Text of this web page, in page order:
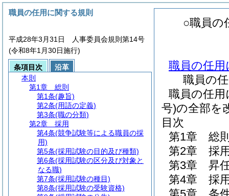
○職員の
職員の任
職員の
職員の任用
号)の全部を
目次
第1章
総
第2章
採
第3章
昇
第4章
採
職員の任用に関する規則
平成28年3月31日 人事委員会規則第14号
(令和8年1月30日施行)
条項目次
沿革
本則
第1章
総則
第1条(趣旨)
第2条(用語の定義)
第3条(職の分類)
第2章
採用
第4条(競争試験等による職員の採
用)
第5条(採用試験の目的及び種類)
第6条(採用試験の区分及び対象と
なる職)
第7条(採用試験の種目)
第8条(採用試験の受験資格)